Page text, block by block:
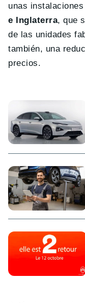
unas
e Inglaterra, que
de las unidades
también, una
precios.